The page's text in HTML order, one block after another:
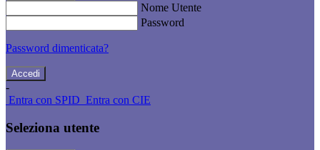
Nome Utente
Password
Password dimenticata?
-
Entra con SPID Entra con CIE
Seleziona utente